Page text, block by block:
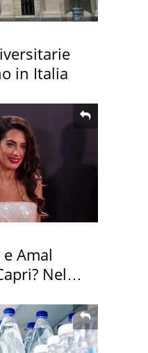
in Italia
Amal
Nel